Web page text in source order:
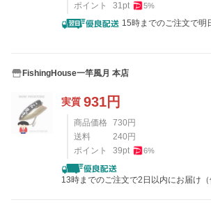
ポイント
31pt 5%
15時までのご注文で明
FishingHouse一竿風月 本店
実質 931円
商品価格 730 円
送料
240 円
ポイント
39pt 6%
13時までのご注文で2日以内にお届け（